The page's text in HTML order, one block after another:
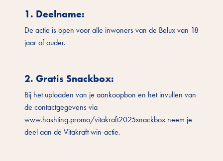
1. Deelname:
De actie is open voor alle inwoners van de Belux van 18
jaar of ouder.
2. Gratis Snackbox:
Bij het uploaden van je aankoopbon en het invullen van
de contactgegevens via
www.hashting.promo/vitakraft2025snackboxneem je
deel aan de Vitakraft win-actie.